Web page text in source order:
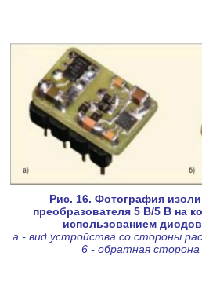
Рис. 16. Фотография
преобразователя 5 В/5 В на
использованием
а - вид устройства со стороны
6 - обратная